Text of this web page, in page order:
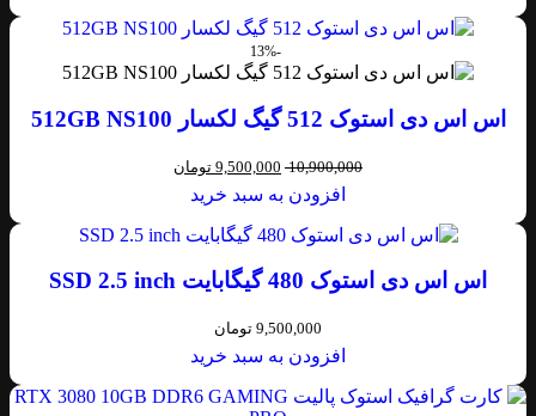
-13%
اس اس دی استوک 512 گیگ لکسار 512GB NS100
10,900,000
9,500,000 تومان
افزودن به سبد خرید
اس اس دی استوک 480 گیگابایت SSD 2.5 inch
9,500,000 تومان
افزودن به سبد خرید